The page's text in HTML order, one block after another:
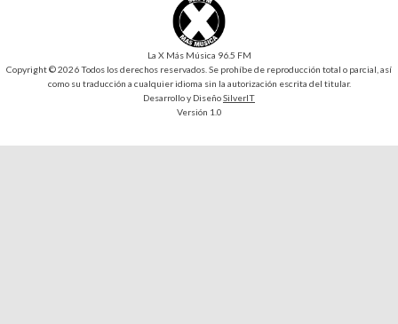
La X Más Música 96.5 FM
Copyright © 2026 Todos los derechos reservados. Se prohíbe de reproducción total o parcial, así
como su traducción a cualquier idioma sin la autorización escrita del titular.
Desarrollo y DiseñoSilverIT
Versión 1.0